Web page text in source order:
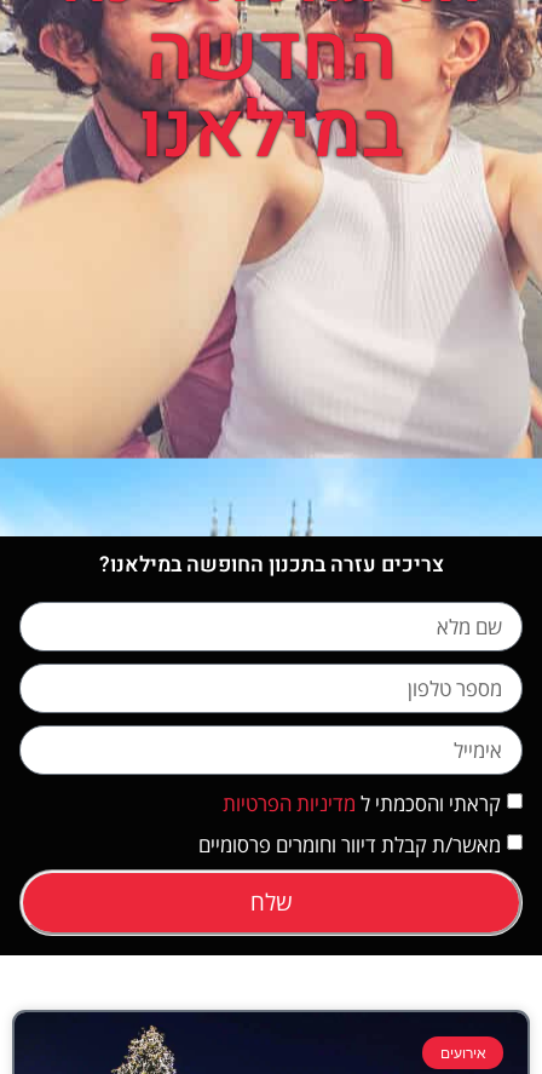
החדשה
במילאנו
צריכים עזרה בתכנון החופשה במילאנו?
קראתי והסכמתי ל מדיניות הפרטיות
מאשר/ת קבלת דיוור וחומרים פרסומיים
שלח
אירועים